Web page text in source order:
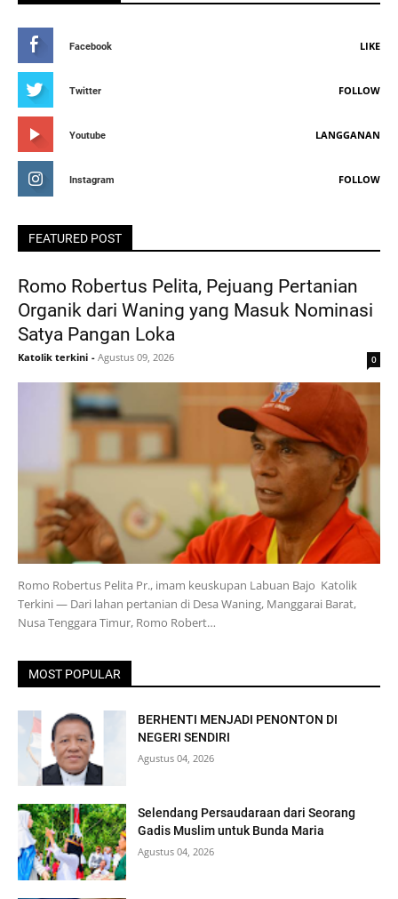
Facebook LIKE
Twitter FOLLOW
Youtube LANGGANAN
Instagram FOLLOW
FEATURED POST
Romo Robertus Pelita, Pejuang Pertanian
Organik dari Waning yang Masuk Nominasi
Satya Pangan Loka
Katolik terkini - Agustus 09, 2026 0
Romo Robertus Pelita Pr., imam keuskupan Labuan Bajo Katolik
Terkini — Dari lahan pertanian di Desa Waning, Manggarai Barat,
Nusa Tenggara Timur, Romo Robert…
MOST POPULAR
BERHENTI MENJADI PENONTON DI
NEGERI SENDIRI
Agustus 04, 2026
Selendang Persaudaraan dari Seorang
Gadis Muslim untuk Bunda Maria
Agustus 04, 2026